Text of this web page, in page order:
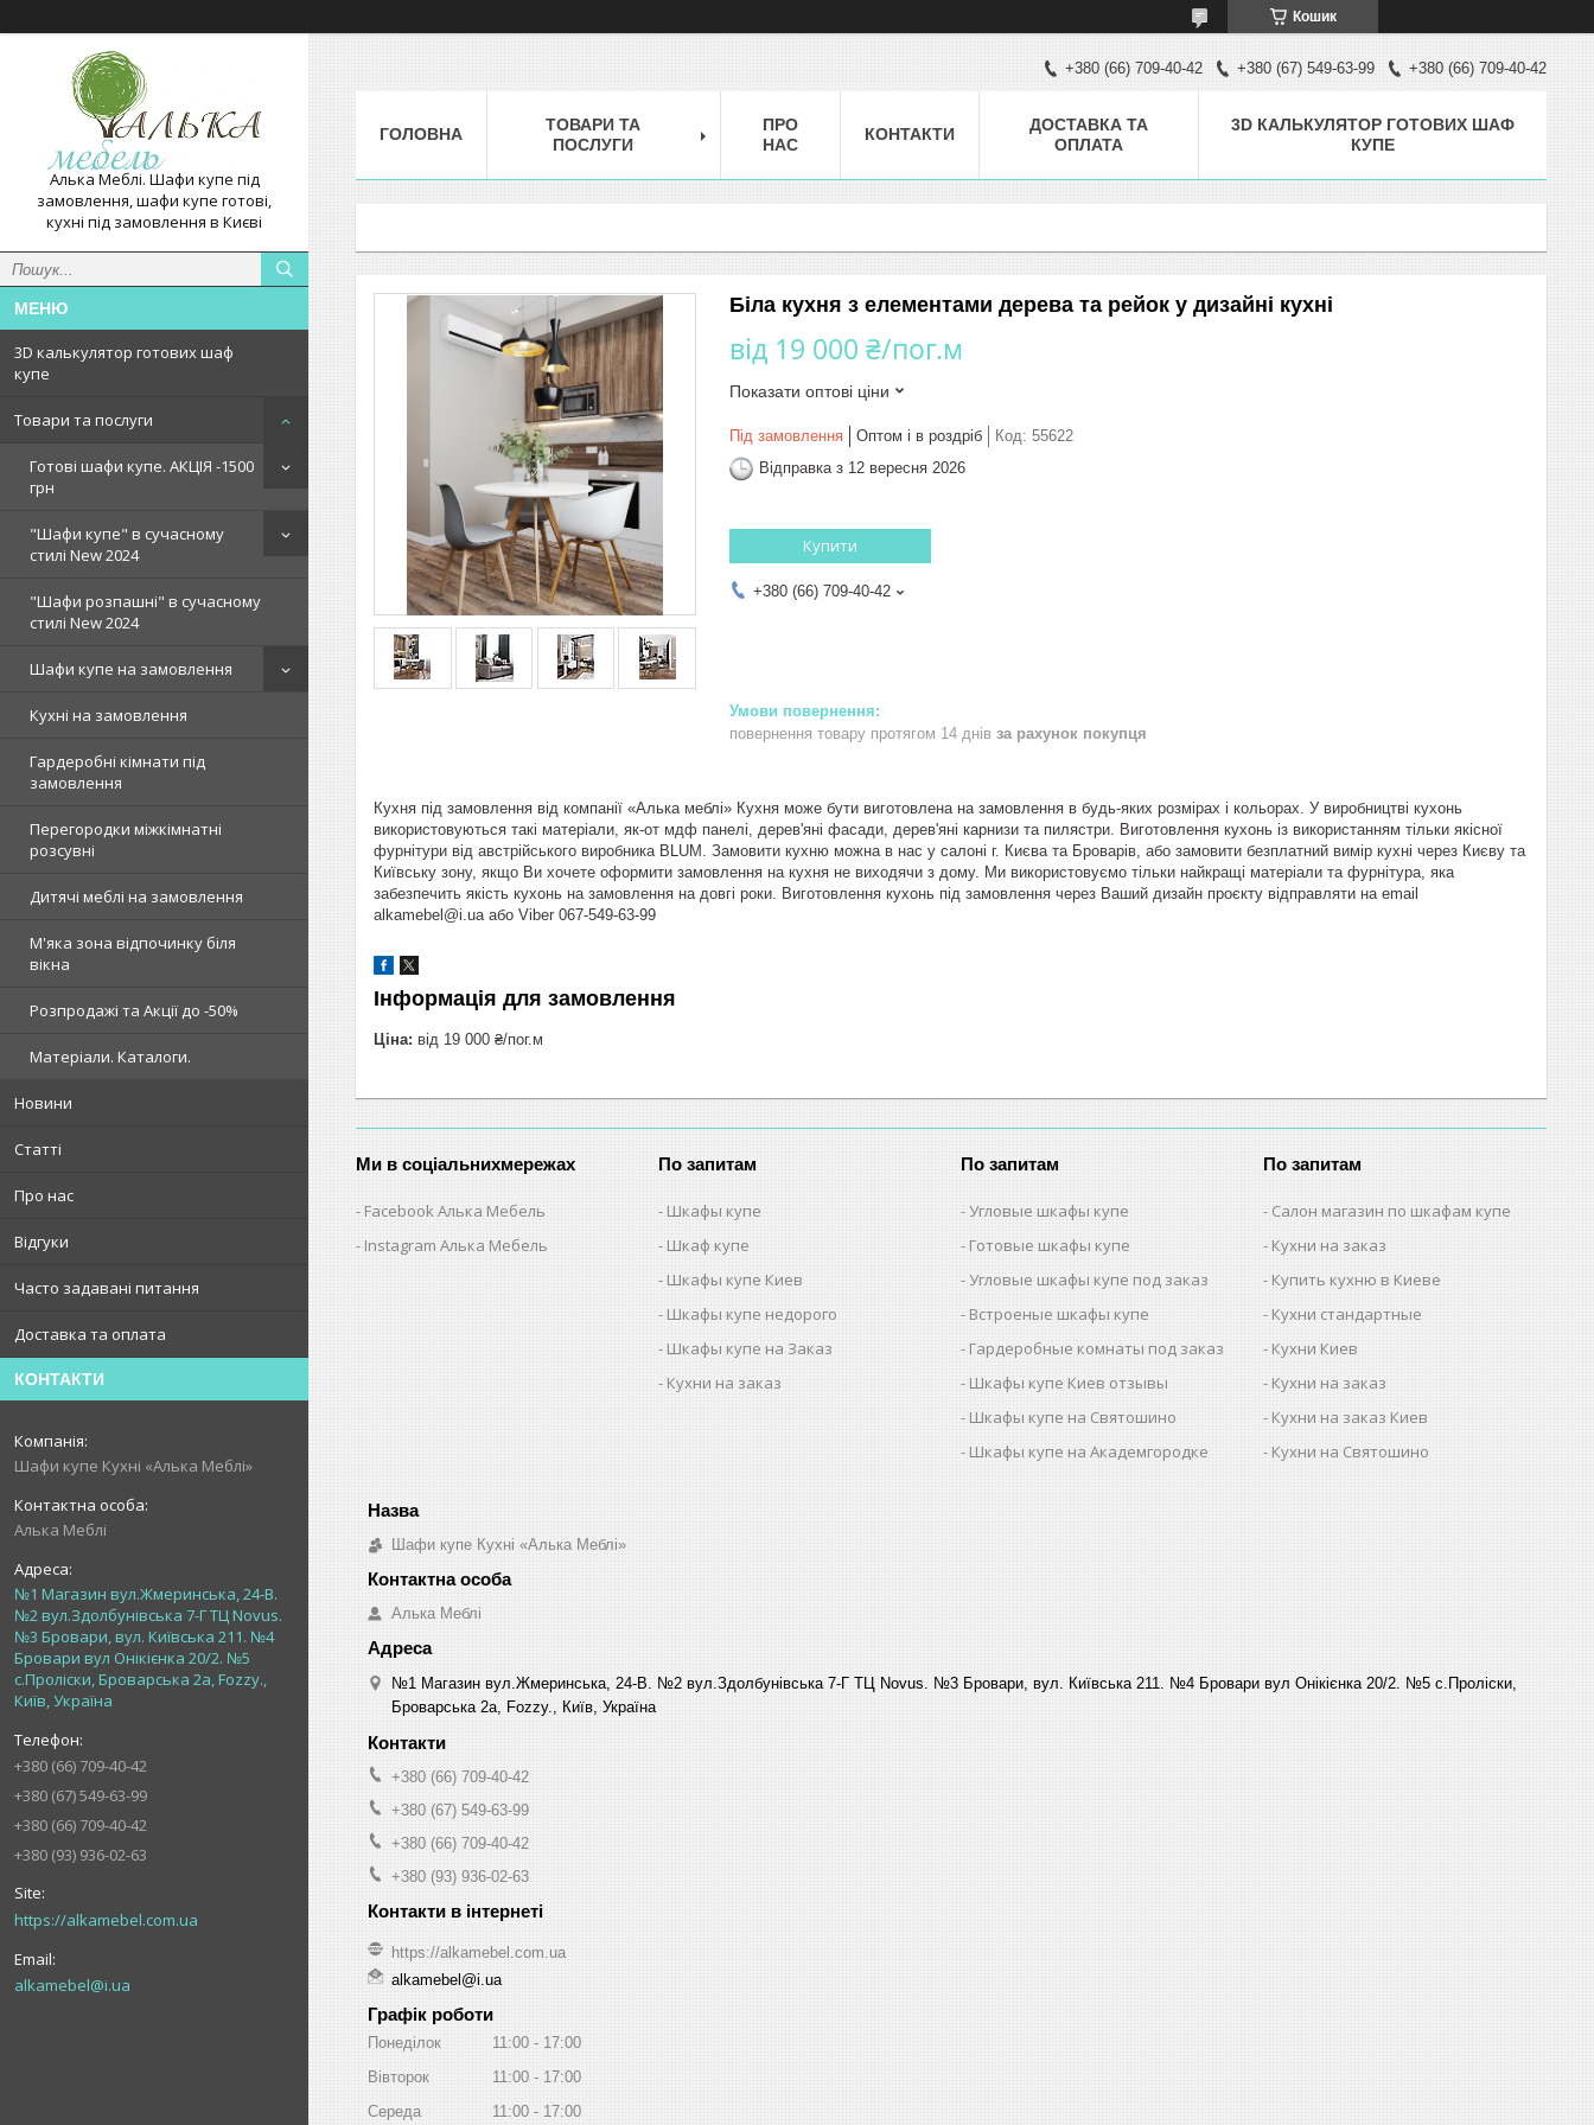
Кошик
Алька Меблі. Шафи купе під
замовлення, шафи купе готові,
кухні під замовлення в Києві
3D калькулятор готових шаф
купе
Товари та послуги
Готові шафи купе. АКЦІЯ -1500
грн
"Шафи купе" в сучасному
стилі New 2024
"Шафи розпашні" в сучасному
стилі New 2024
Шафи купе на замовлення
Кухні на замовлення
Гардеробні кімнати під
замовлення
Перегородки міжкімнатні
розсувні
Дитячі меблі на замовлення
М'яка зона відпочинку біля
вікна
Розпродажі та Акції до -50%
Матеріали. Каталоги.
Новини
Статті
Про нас
Відгуки
Часто задавані питання
Доставка та оплата
КОНТАКТИ
Шафи купе Кухні «Алька Меблі»
Алька Меблі
№1 Магазин вул.Жмеринська, 24-В.
№2 вул.Здолбунівська 7-Г ТЦ Novus.
№3 Бровари, вул. Київська 211. №4
Бровари вул Онікієнка 20/2. №5
с.Проліски, Броварська 2а, Fozzy.,
Київ, Україна
+380 (66) 709-40-42
+380 (67) 549-63-99
+380 (66) 709-40-42
+380 (93) 936-02-63
https://alkamebel.com.ua
alkamebel@i.ua
+380 (66) 709-40-42 +380 (67) 549-63-99 +380 (66) 709-40-42
ГОЛОВНА
ТОВАРИ ТА
ПОСЛУГИ
ПРО
НАС
КОНТАКТИ
ДОСТАВКА ТА
ОПЛАТА
3D КАЛЬКУЛЯТОР ГОТОВИХ ШАФ
КУПЕ
Біла кухня з елементами дерева та рейок у дизайні кухні
від 19 000 ₴/пог.м
Показати оптові ціни
Під замовлення Оптом і в роздріб Код: 55622
Відправка з 12 вересня 2026
Купити
+380 (66) 709-40-42
повернення товару протягом 14 днів за рахунок покупця
Кухня під замовлення від компанії «Алька меблі» Кухня може бути виготовлена на замовлення в будь-яких розмірах і кольорах. У виробництві кухонь
використовуються такі матеріали, як-от мдф панелі, дерев'яні фасади, дерев'яні карнизи та пилястри. Виготовлення кухонь із використанням тільки якісної
фурнітури від австрійського виробника BLUM. Замовити кухню можна в нас у салоні г. Києва та Броварів, або замовити безплатний вимір кухні через Києву та
Київську зону, якщо Ви хочете оформити замовлення на кухня не виходячи з дому. Ми використовуємо тільки найкращі матеріали та фурнітура, яка
забезпечить якість кухонь на замовлення на довгі роки. Виготовлення кухонь під замовлення через Ваший дизайн проєкту відправляти на email
alkamebel@i.ua або Viber 067-549-63-99
Інформація для замовлення
Ціна: від 19 000 ₴/пог.м
Ми в соціальнихмережах
Facebook Алька Мебель
Instagram Алька Мебель
По запитам
Шкафы купе
Шкаф купе
Шкафы купе Киев
Шкафы купе недорого
Шкафы купе на Заказ
Кухни на заказ
По запитам
Угловые шкафы купе
Готовые шкафы купе
Угловые шкафы купе под заказ
Встроеные шкафы купе
Гардеробные комнаты под заказ
Шкафы купе Киев отзывы
Шкафы купе на Святошино
Шкафы купе на Академгородке
По запитам
Салон магазин по шкафам купе
Кухни на заказ
Купить кухню в Киеве
Кухни стандартные
Кухни Киев
Кухни на заказ
Кухни на заказ Киев
Кухни на Святошино
Шафи купе Кухні «Алька Меблі»
Алька Меблі
№1 Магазин вул.Жмеринська, 24-В. №2 вул.Здолбунівська 7-Г ТЦ Novus. №3 Бровари, вул. Київська 211. №4 Бровари вул Онікієнка 20/2. №5 с.Проліски,
Броварська 2а, Fozzy., Київ, Україна
+380 (66) 709-40-42
+380 (67) 549-63-99
+380 (66) 709-40-42
+380 (93) 936-02-63
https://alkamebel.com.ua
alkamebel@i.ua
Графік роботи
Понеділок 11:00
17:00
Вівторок
11:00
17:00
Середа
11:00 17:00